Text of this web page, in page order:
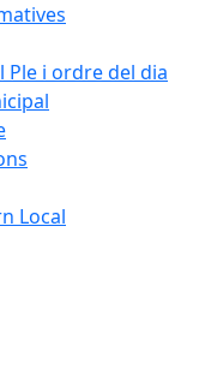
Ple i ordre del dia
Local